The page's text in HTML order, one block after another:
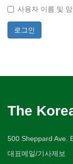
사용자 이름 및
The
500 Sheppard Ave.
대표메일/기사제보